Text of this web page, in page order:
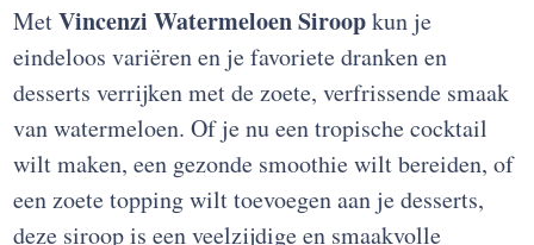
MetVincenzi Watermeloen Siroopkun je
eindeloos variëren en je favoriete dranken en
desserts verrijken met de zoete, verfrissende smaak
van watermeloen. Of je nu een tropische cocktail
wilt maken, een gezonde smoothie wilt bereiden, of
een zoete topping wilt toevoegen aan je desserts,
deze siroop is een veelzijdige en smaakvolle